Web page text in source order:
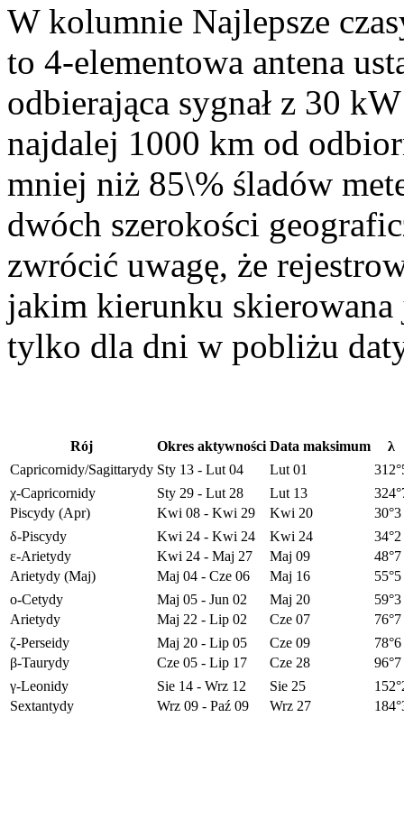
W kolumnie Najlepsze
to 4-elementowa antena
odbierająca sygnał z 30
najdalej 1000 km od
mniej niż 85\% śladów
dwóch szerokości
zwrócić uwagę, że
jakim kierunku skierowana
tylko dla dni w pobliżu
Rój Okres aktywności Data maksimum
λ
Capricornidy/Sagittarydy Sty 13 - Lut 04 Lut 01
χ-Capricornidy Sty 29 - Lut 28 Lut 13
Piscydy (Apr)
Kwi 08 - Kwi 29 Kwi 20
30°3
δ-Piscydy Kwi 24 - Kwi 24 Kwi 24
34°2
ε-Arietydy Kwi 24 - Maj 27 Maj 09
48°7
Arietydy (Maj)
Maj 04 - Cze 06 Maj 16
55°5
ο-Cetydy Maj 05 - Jun 02 Maj 20
59°3
Arietydy
Maj 22 - Lip 02 Cze 07
76°7
ζ-Perseidy Maj 20 - Lip 05 Cze 09
78°6
β-Taurydy Cze 05 - Lip 17 Cze 28
96°7
γ-Leonidy Sie 14 - Wrz 12 Sie 25
Sextantydy
Wrz 09 - Paź 09 Wrz 27